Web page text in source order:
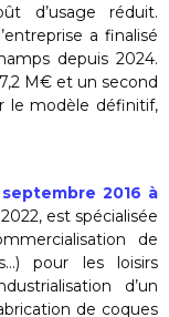
d’usage réduit.
a finalisé
depuis 2024.
M€ et un second
le modèle définitif,
2016 à
est spécialisée
de
pour les loisirs
d’un
de coques